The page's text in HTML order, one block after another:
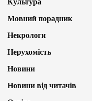
Культура
Мовний порадник
Некрологи
Нерухомість
Новини
Новини від читачів